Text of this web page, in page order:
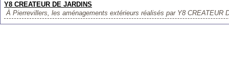
Y8 CREATEUR DE JARDINS
À Pierrevillers, les aménagements extérieurs réalisés par Y8 CREATEUR